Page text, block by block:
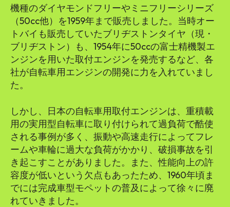
機種のダイヤモンドフリーやミニフリーシリーズ
（50cc他）を1959年まで販売しました。当時オー
トバイも販売していたブリヂストンタイヤ（現・
ブリヂストン）も、1954年に50ccの富士精機製エ
ンジンを用いた取付エンジンを発売するなど、各
社が自転車用エンジンの開発に力を入れていまし
た。
しかし、日本の自転車用取付エンジンは、重積載
用の実用型自転車に取り付けられて過負荷で酷使
される事例が多く、振動や高速走行によってフレ
ームや車輪に過大な負荷がかかり、破損事故を引
き起こすことがありました。また、性能向上の許
容度が低いという欠点もあったため、1960年頃ま
でには完成車型モペットの普及によって徐々に廃
れていきました。